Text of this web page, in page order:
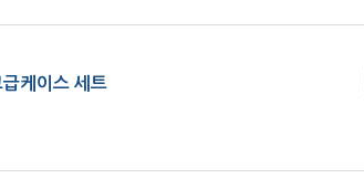
케이스 세트